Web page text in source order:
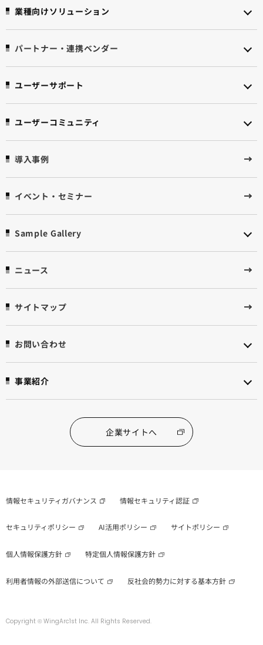
業種向けソリューション
パートナー・連携ベンダー
ユーザーサポート
ユーザーコミュニティ
導入事例
イベント・セミナー
Sample Gallery
ニュース
サイトマップ
お問い合わせ
事業紹介
企業サイトへ
情報セキュリティガバナンス 情報セキュリティ認証
セキュリティポリシー AI活用ポリシー サイトポリシー
個人情報保護方針 特定個人情報保護方針
利用者情報の外部送信について 反社会的勢力に対する基本方針
Copyright © WingArc1st Inc. All Rights Reserved.